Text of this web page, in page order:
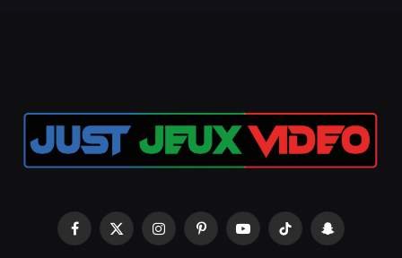
Facebook
X
InstagramPinterestYouTubeTikTok Snapchat